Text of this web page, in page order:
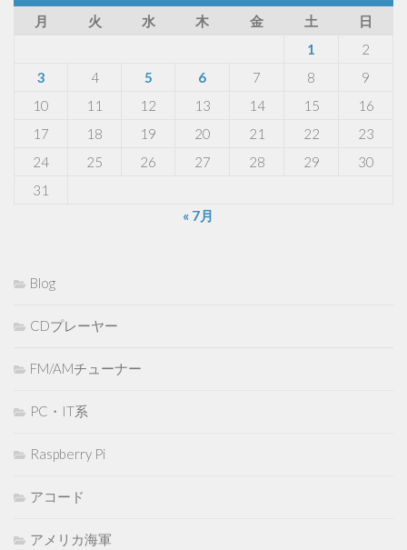
月 火 水 木 金 土
日
1
2
3
4 5 6 7 8
9
10
11 12 13 14 15
16
17
18 19 20 21 22
23
24
25 26 27 28 29
30
31
« 7月
Blog
CDプレーヤー
FM/AMチューナー
PC・IT系
Raspberry Pi
アコード
アメリカ海軍